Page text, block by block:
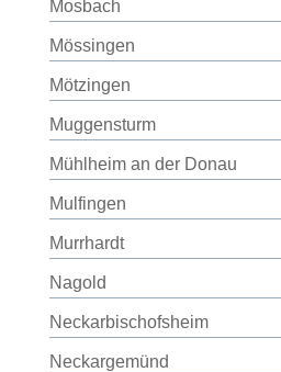
Mosbach
Mössingen
Mötzingen
Muggensturm
Mühlheim an der Donau
Mulfingen
Murrhardt
Nagold
Neckarbischofsheim
Neckargemünd